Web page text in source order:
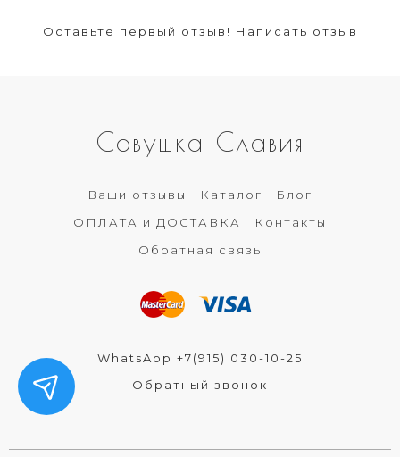
Оставьте первый отзыв! Написать отзыв
Совушка Славия
Ваши отзывы Каталог
Блог
ОПЛАТА и ДОСТАВКА
Контакты
Обратная связь
WhatsApp +7(915) 030-10-25
Обратный звонок